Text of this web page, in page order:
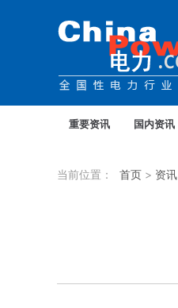
重要资讯 国内资讯
当前位置： 首页 > 资讯